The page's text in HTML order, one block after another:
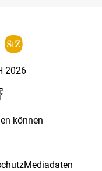
2026
können
Mediadaten